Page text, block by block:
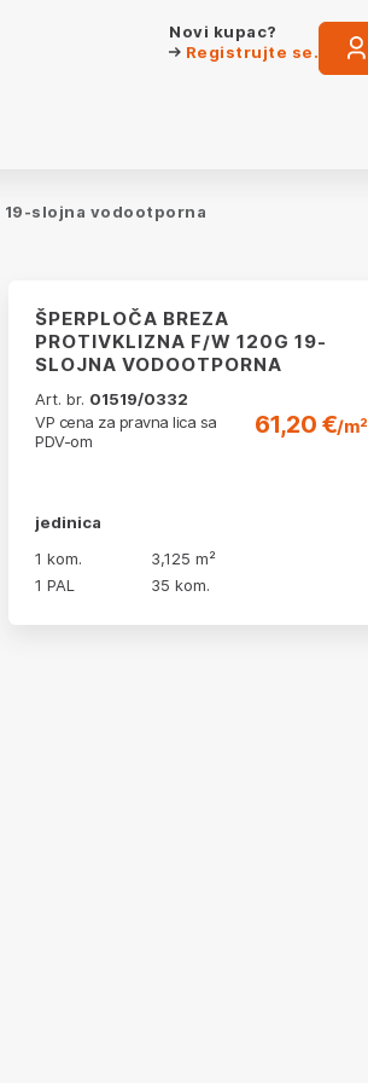
Novi kupac?
Registrujte se.
19-slojna vodootporna
ŠPERPLOČA BREZA
PROTIVKLIZNA F/W 120G 19-
SLOJNA VODOOTPORNA
Art. br. 01519/0332
VP cena za pravna lica sa
PDV-om
61,20 €/m²
jedinica
1 kom.
3,125 m²
1 PAL
35 kom.